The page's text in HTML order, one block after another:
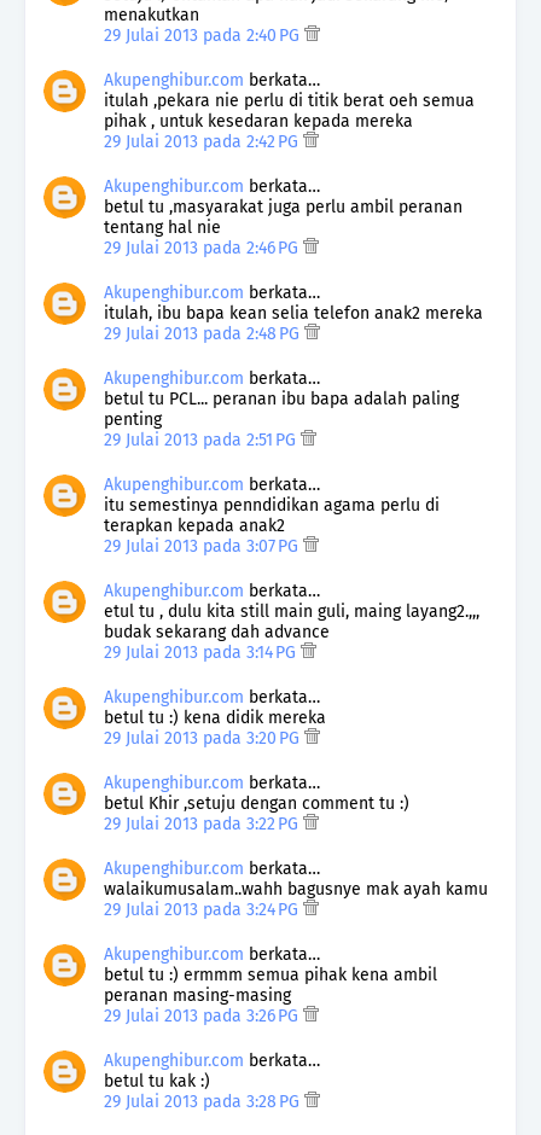
menakutkan
29 Julai 2013 pada 2:40 PG
Akupenghibur.com berkata…
itulah ,pekara nie perlu di titik berat oeh semua
pihak , untuk kesedaran kepada mereka
29 Julai 2013 pada 2:42 PG
Akupenghibur.com berkata…
betul tu ,masyarakat juga perlu ambil peranan
tentang hal nie
29 Julai 2013 pada 2:46 PG
Akupenghibur.com berkata…
itulah, ibu bapa kean selia telefon anak2 mereka
29 Julai 2013 pada 2:48 PG
Akupenghibur.com berkata…
betul tu PCL... peranan ibu bapa adalah paling
penting
29 Julai 2013 pada 2:51 PG
Akupenghibur.com berkata…
itu semestinya penndidikan agama perlu di
terapkan kepada anak2
29 Julai 2013 pada 3:07 PG
Akupenghibur.com berkata…
etul tu , dulu kita still main guli, maing layang2.,,,
budak sekarang dah advance
29 Julai 2013 pada 3:14 PG
Akupenghibur.com berkata…
betul tu :) kena didik mereka
29 Julai 2013 pada 3:20 PG
Akupenghibur.com berkata…
betul Khir ,setuju dengan comment tu :)
29 Julai 2013 pada 3:22 PG
Akupenghibur.com berkata…
walaikumusalam..wahh bagusnye mak ayah kamu
29 Julai 2013 pada 3:24 PG
Akupenghibur.com berkata…
betul tu :) ermmm semua pihak kena ambil
peranan masing-masing
29 Julai 2013 pada 3:26 PG
Akupenghibur.com berkata…
betul tu kak :)
29 Julai 2013 pada 3:28 PG